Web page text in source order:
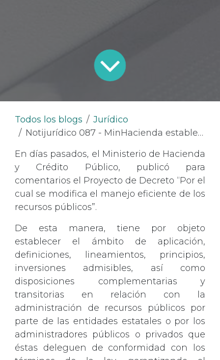
Todos los blogs
Jurídico
Notijurídico 087 - MinHacienda establecerá el manejo eficiente de los recursos públicos
En días pasados, el Ministerio de Hacienda
y Crédito Público, publicó para
comentarios el Proyecto de Decreto “Por el
cual se modifica el manejo eficiente de los
recursos públicos”.
De esta manera, tiene por objeto
establecer el ámbito de aplicación,
definiciones, lineamientos, principios,
inversiones admisibles, así como
disposiciones complementarias y
transitorias en relación con la
administración de recursos públicos por
parte de las entidades estatales o por los
administradores públicos o privados que
éstas deleguen de conformidad con los